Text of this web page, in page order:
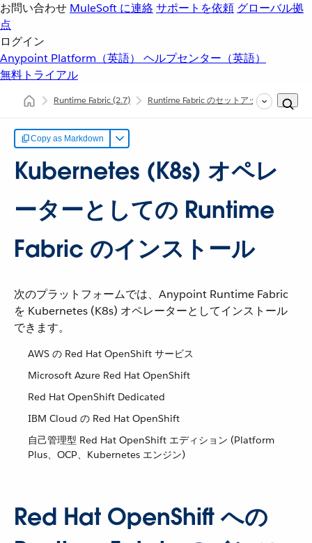
お問い合わせ MuleSoft に連絡サポートを依頼 グローバル拠
点
ログイン
Anypoint Platform（英語） ヘルプセンター（英語）
無料トライアル
Runtime Fabric(2.7) Runtime Fabric のセットアップ
Copy as Markdown
Kubernetes (K8s) オペレ
ーターとしての Runtime
Fabric のインストール
次のプラットフォームでは、Anypoint Runtime Fabric
を Kubernetes (K8s) オペレーターとしてインストール
できます。
AWS の Red Hat OpenShift サービス
Microsoft Azure Red Hat OpenShift
Red Hat OpenShift Dedicated
IBM Cloud の Red Hat OpenShift
自己管理型 Red Hat OpenShift エディション (Platform
Plus、OCP、Kubernetes エンジン)
Red Hat OpenShift への